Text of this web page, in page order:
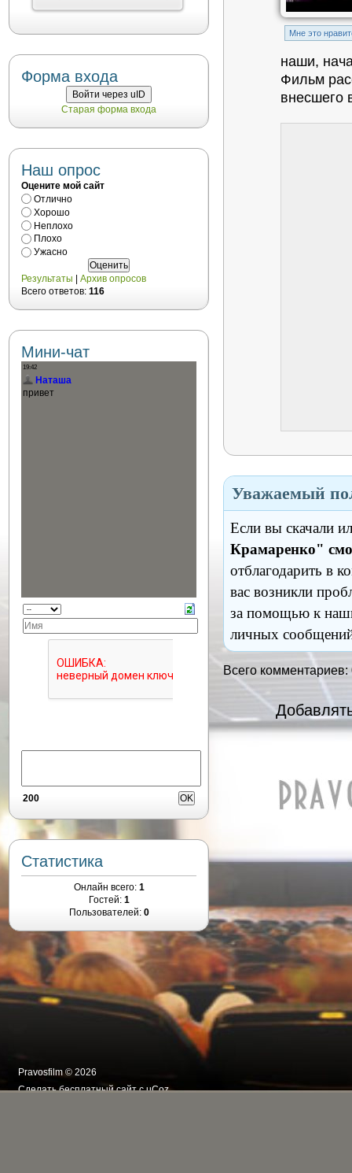
Mне это
наши,
Фильм
внесшего
Уважаемый
Если вы скачали
Крамаренко"
отблагодарить в
вас возникли
за помощью к
личных
Всего комментариев:
Форма входа
Войти через uID
Старая форма входа
Наш опрос
Оцените мой сайт
Отлично
Хорошо
Неплохо
Плохо
Ужасно
Результаты
Архив опросов
Всего ответов: 116
Мини-чат
200
Статистика
Онлайн всего: 1
Гостей: 1
Пользователей: 0
Pravosfilm © 2026
Сделатьбесплатный сайтсuCoz